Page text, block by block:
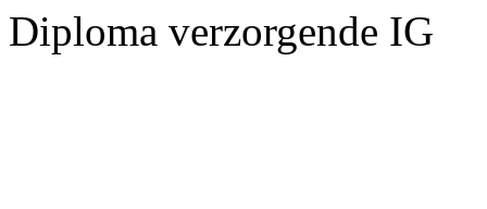
Diploma verzorgende IG